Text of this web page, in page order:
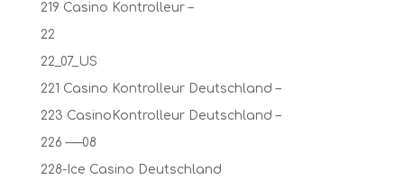
219 Casino Kontrolleur –
22
22_07_US
221 Casino Kontrolleur Deutschland –
223 CasinoKontrolleur Deutschland –
226 —–08
228-Ice Casino Deutschland